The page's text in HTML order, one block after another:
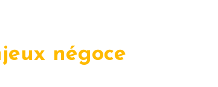
négoce